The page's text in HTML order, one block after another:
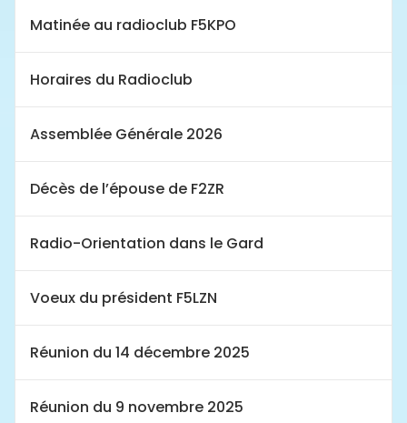
Matinée au radioclub F5KPO
Horaires du Radioclub
Assemblée Générale 2026
Décès de l’épouse de F2ZR
Radio-Orientation dans le Gard
Voeux du président F5LZN
Réunion du 14 décembre 2025
Réunion du 9 novembre 2025